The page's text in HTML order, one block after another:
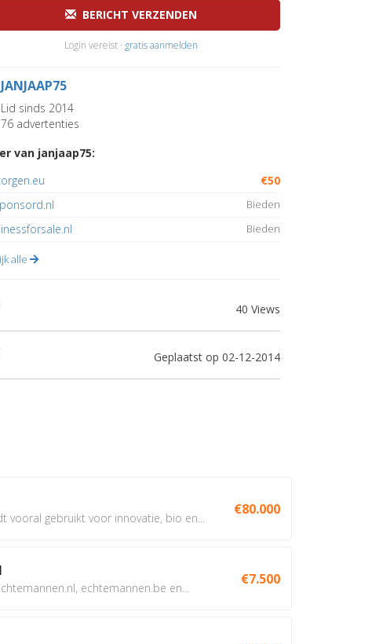
BERICHT VERZENDEN
Login vereist · gratis aanmelden
JANJAAP75
Lid sinds 2014
76 advertenties
van janjaap75:
€50
Bieden
Bieden
alle
40 Views
Geplaatst op 02-12-2014
vooral gebruikt voor innovatie, bio en...
€80.000
echtemannen.be en...
€7.500